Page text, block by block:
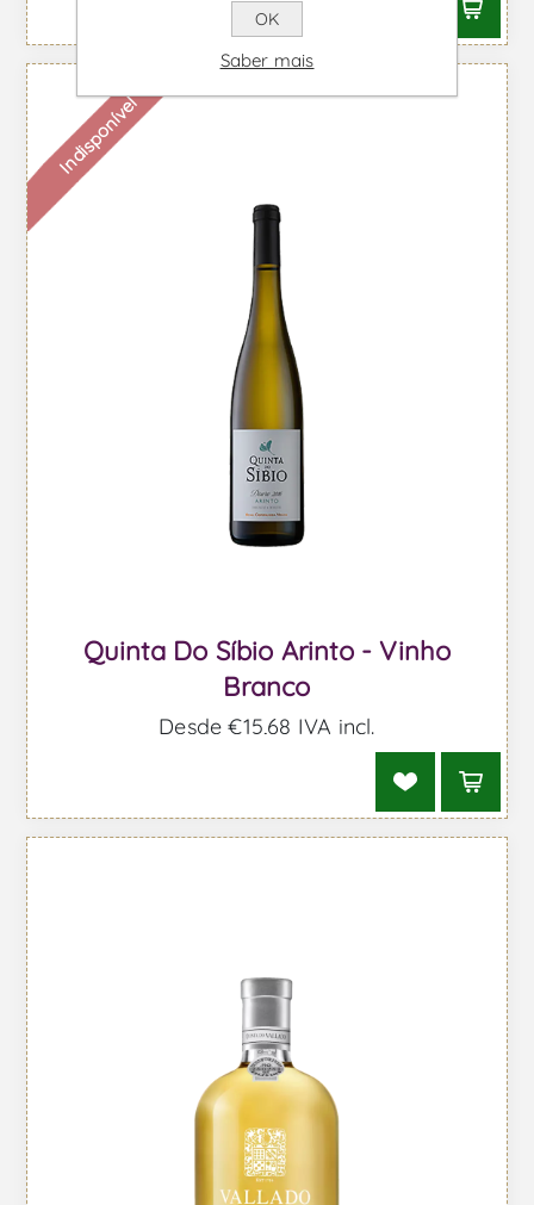
Indisponível
Quinta Do Síbio Arinto - Vinho
Branco
Desde €15,68 IVA incl.
OK
Saber mais